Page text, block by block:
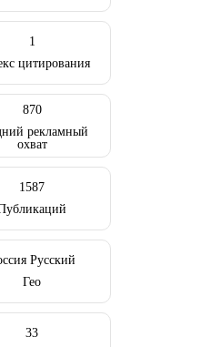
1
цитирования
870
рекламный
охват
1587
Русский
Гео
33